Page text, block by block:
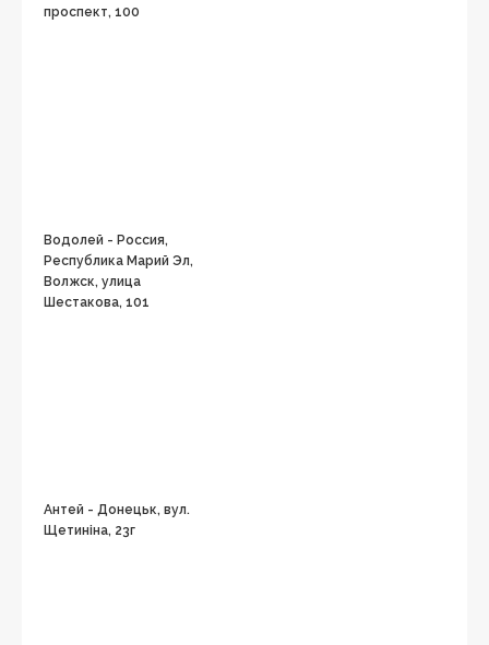
проспект, 100
Водолей - Россия,
Республика Марий Эл,
Волжск, улица
Шестакова, 101
Антей - Донецьк, вул.
Щетиніна, 23г